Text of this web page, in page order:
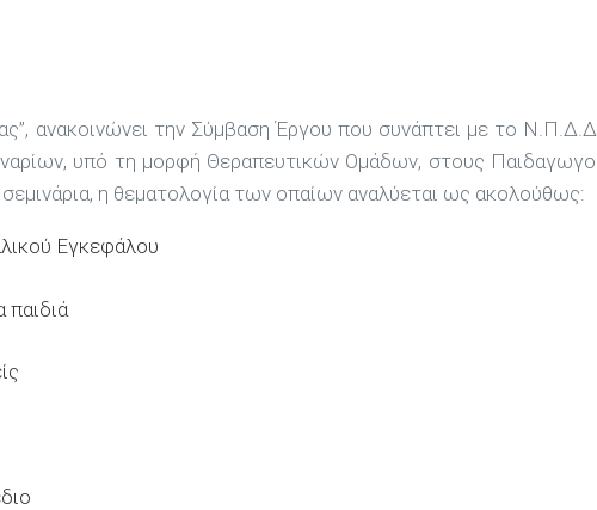
ανακοινώνει την Σύμβαση Έργου που συνάπτει με το
υπό τη μορφή Θεραπευτικών Ομάδων, στους
η θεματολογία των οπαίων αναλύεται ως ακολούθως:
Εγκεφάλου
παιδιά